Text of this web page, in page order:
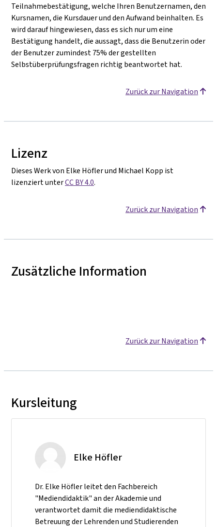
Teilnahmebestätigung, welche Ihren Benutzernamen, den
Kursnamen, die Kursdauer und den Aufwand beinhalten. Es
wird darauf hingewiesen, dass es sich nur um eine
Bestätigung handelt, die aussagt, dass die Benutzerin oder
der Benutzer zumindest 75% der gestellten
Selbstüberprüfungsfragen richtig beantwortet hat.
Zurück zur Navigation
Lizenz
Dieses Werk von Elke Höfler und Michael Kopp ist
lizenziert unterCC BY 4.0.
Zurück zur Navigation
Zusätzliche Information
Zurück zur Navigation
Kursleitung
Elke Höfler
Dr. Elke Höfler leitet den Fachbereich
"Mediendidaktik" an der Akademie und
verantwortet damit die mediendidaktische
Betreuung der Lehrenden und Studierenden